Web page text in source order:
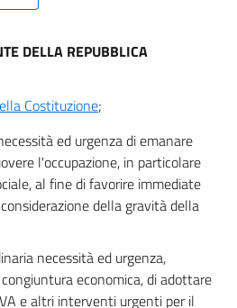
TITOLO III
DI IMPOSTA SUL VALORE AGGIUNTO
MISURE URGENTI
DELLA REPUBBLICA
Costituzione;
ed urgenza di emanare
l'occupazione, in particolare
al fine di favorire immediate
della gravità della
necessità ed urgenza,
economica, di adottare
e altri interventi urgenti per il